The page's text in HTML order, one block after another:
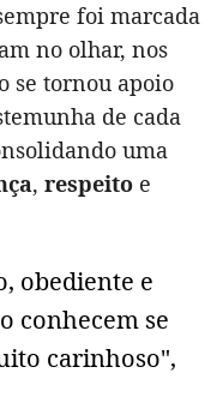
foi marcada
no olhar, nos
se tornou apoio
de cada
uma
, respeito e
obediente e
conhecem se
carinhoso",